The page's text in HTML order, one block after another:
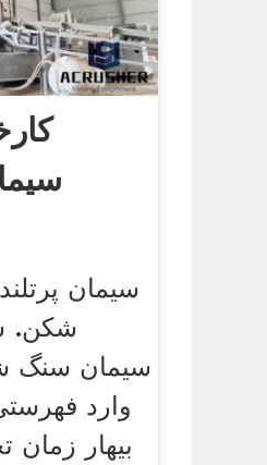
سیمان
شکن.
سیمان سنگ
وارد
بیهار